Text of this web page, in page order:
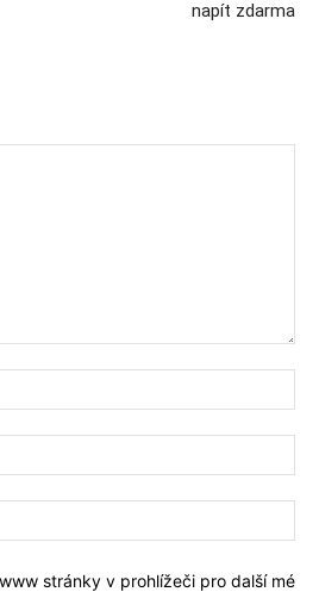
napít zdarma
stránky v prohlížeči pro další mé